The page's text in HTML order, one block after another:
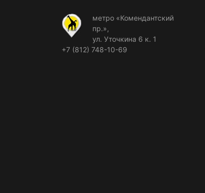
метро «Комендантский
пр.»,
ул. Уточкина 6 к. 1
+7 (812) 748-10-69